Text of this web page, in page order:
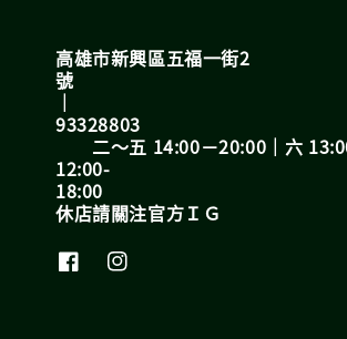
高雄市新興區五福一街2
號 統一
｜
二～五 14:00－20:00｜六
12:00-
18:00
休店請關注官方ＩＧ